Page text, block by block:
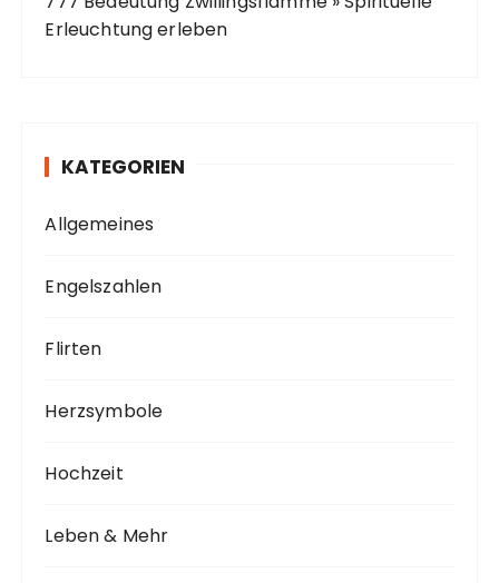
Erleuchtung erleben
KATEGORIEN
Allgemeines
Engelszahlen
Flirten
Herzsymbole
Hochzeit
Leben & Mehr